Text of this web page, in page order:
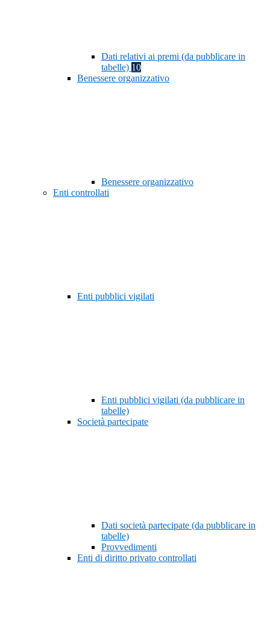
Dati relativi ai premi (da pubblicare in
tabelle) 10
Benessere organizzativo
Benessere organizzativo
Enti controllati
Enti pubblici vigilati
Enti pubblici vigilati (da pubblicare in
tabelle)
Società partecipate
Dati società partecipate (da pubblicare in
tabelle)
Provvedimenti
Enti di diritto privato controllati